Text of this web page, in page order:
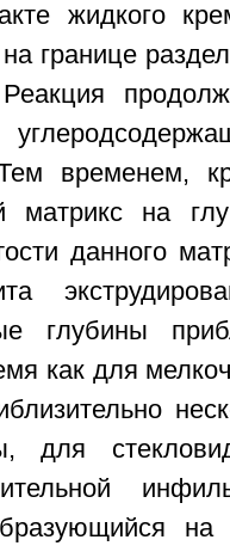
жидкого
на границе
временем,
матрикс на
данного
глубины
как для
для
на